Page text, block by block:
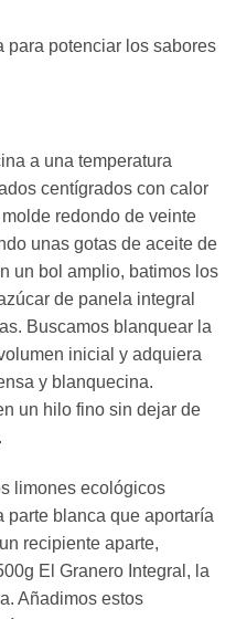
para potenciar los sabores
a una temperatura
centígrados con calor
redondo de veinte
unas gotas de aceite de
un bol amplio, batimos los
de panela integral
Buscamos blanquear la
inicial y adquiera
y blanquecina.
un hilo fino sin dejar de
limones ecológicos
parte blanca que aportaría
recipiente aparte,
El Granero Integral, la
Añadimos estos